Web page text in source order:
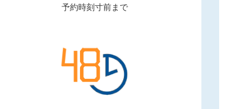
予約時刻寸前まで